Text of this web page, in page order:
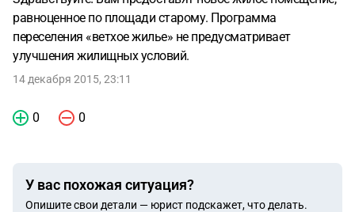
равноценное по площади старому. Программа
переселения «ветхое жилье» не предусматривает
улучшения жилищных условий.
14 декабря 2015, 23:11
0 0
У вас похожая ситуация?
Опишите свои детали — юрист подскажет, что делать.